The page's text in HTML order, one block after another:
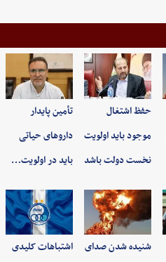
حفظ اشتغال
موجود باید اولویت
نخست دولت باشد
تأمین پایدار
داروهای حیاتی
باید در اولویت…
شنیده شدن صدای
اشتباهات کلیدی